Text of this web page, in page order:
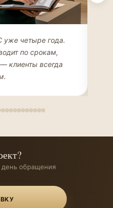
четыре года.
по срокам,
клиенты всегда
обращения